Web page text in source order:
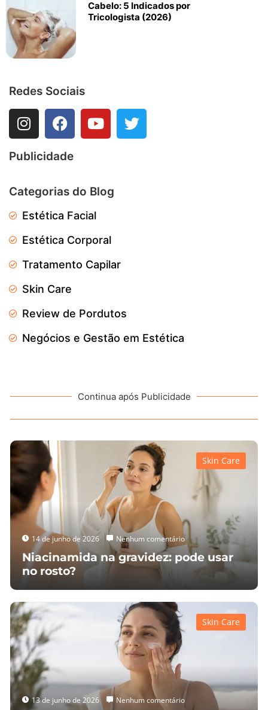
Cabelo: 5 Indicados por
Tricologista (2026)
Redes Sociais
Publicidade
Categorias do Blog
Estética Facial
Estética Corporal
Tratamento Capilar
Skin Care
Review de Pordutos
Negócios e Gestão em Estética
Continua após Publicidade
14 de junho de 2026 Nenhum comentário
Niacinamida na gravidez: pode usar
no rosto?
Skin Care
13 de junho de 2026 Nenhum comentário
Skin Care